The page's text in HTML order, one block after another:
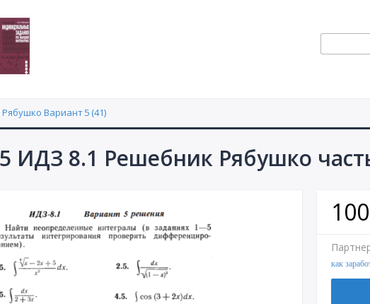
Вариант 5 (41)
ИДЗ 8.1 Решебник Рябушко
100
как